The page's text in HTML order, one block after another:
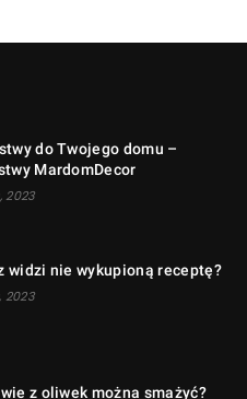
do Twojego domu –
MardomDecor
2023
widzi nie wykupioną receptę?
2023
z oliwek można smażyć?